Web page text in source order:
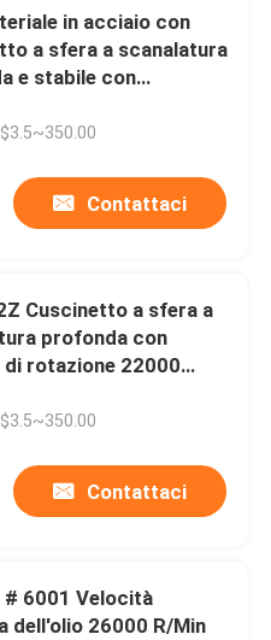
in acciaio con
a sfera a scanalatura
e stabile con
di polvere
Contattaci
Cuscinetto a sfera a
profonda con
rotazione 22000
con grasso sigillato
Contattaci
# 6001 Velocità
dell'olio 26000 R/Min